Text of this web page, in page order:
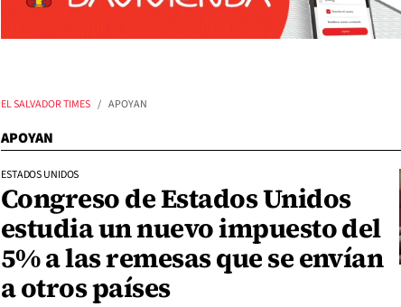
EL SALVADOR TIMES APOYAN
APOYAN
ESTADOS UNIDOS
Congreso de Estados Unidos
estudia un nuevo impuesto del
5% a las remesas que se envían
a otros países